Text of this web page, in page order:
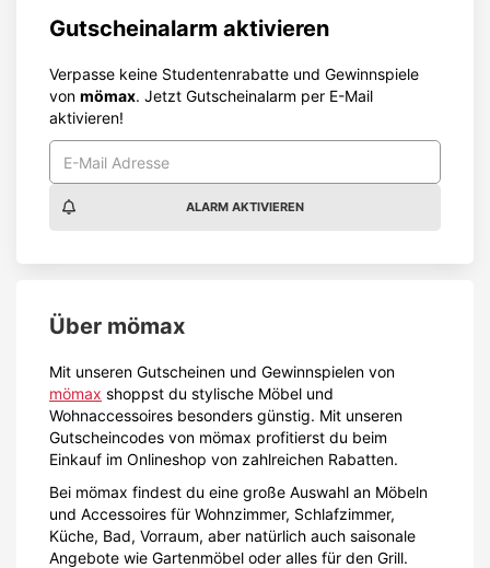
Gutscheinalarm aktivieren
Verpasse keine Studentenrabatte und Gewinnspiele
von mömax. Jetzt Gutscheinalarm per E-Mail
aktivieren!
ALARM AKTIVIEREN
Über mömax
Mit unseren Gutscheinen und Gewinnspielen von
mömax shoppst du stylische Möbel und
Wohnaccessoires besonders günstig. Mit unseren
Gutscheincodes von mömax profitierst du beim
Einkauf im Onlineshop von zahlreichen Rabatten.
Bei mömax findest du eine große Auswahl an Möbeln
und Accessoires für Wohnzimmer, Schlafzimmer,
Küche, Bad, Vorraum, aber natürlich auch saisonale
Angebote wie Gartenmöbel oder alles für den Grill.